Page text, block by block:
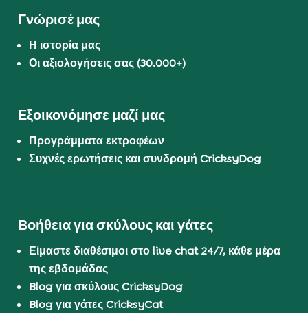
Γνώρισέ μας
Η ιστορία μας
Οι αξιολογήσεις σας (30.000+)
Εξοικονόμησε μαζί μας
Προγράμματα εκτροφέων
Συχνές ερωτήσεις και συνδρομή CricksyDog
Βοήθεια για σκύλους και γάτες
Είμαστε διαθέσιμοι στο live chat 24/7, κάθε μέρα
της εβδομάδας
Blog για σκύλους CricksyDog
Blog για γάτες CricksyCat